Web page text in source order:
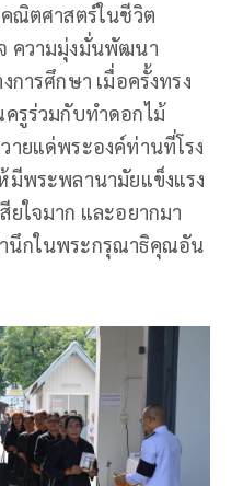
ณิตศาสตร์ในชีวิต
ความมุ่งมั่นพัฒนา
การศึกษา เมื่อครั้งทรง
รูร่วมกับทำดอกไม้
ายแด่พระองค์ท่านที่โรง
มีพระพลานามัยแข็งแรง
ใจมาก และอยากมา
นึกในพระกรุณาธิคุณอัน